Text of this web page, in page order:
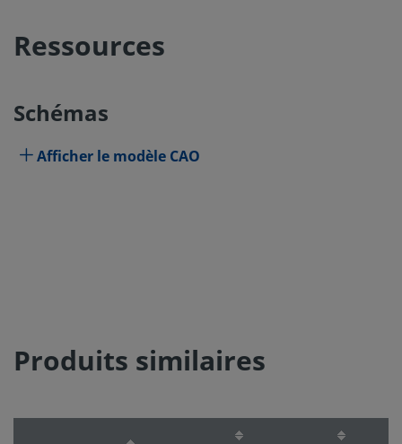
Ressources
Schémas
Afficher le modèle CAO
Produits similaires